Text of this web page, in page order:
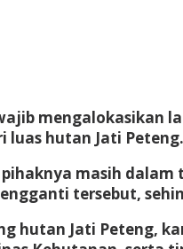
mengalokasikan
luas hutan Jati Peteng.
masih
tersebut,
hutan Jati Peteng,